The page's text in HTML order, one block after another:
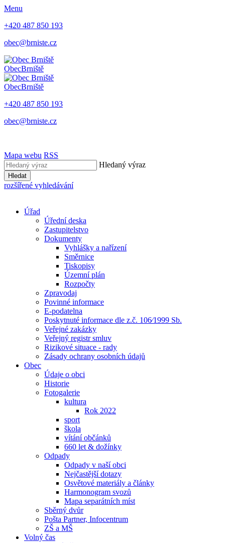
Menu
+420 487 850 193
obec@brniste.cz
ObecBrniště
ObecBrniště
+420 487 850 193
obec@brniste.cz
Mapa webu RSS
Hledaný výraz
Hledat
rozšířené vyhledávání
Úřad
Úřední deska
Zastupitelstvo
Dokumenty
Vyhlášky a nařízení
Směrnice
Tiskopisy
Územní plán
Rozpočty
Zpravodaj
Povinné informace
E-podatelna
Poskytnuté informace dle z.č. 106⁄1999 Sb.
Veřejné zakázky
Veřejný registr smluv
Rizikové situace - rady
Zásady ochrany osobních údajů
Obec
Údaje o obci
Historie
Fotogalerie
kultura
Rok 2022
sport
škola
vítání občánků
660 let & dožínky
Odpady
Odpady v naší obci
Nejčastější dotazy
Osvětové materiály a články
Harmonogram svozů
Mapa separátních míst
Sběrný dvůr
Pošta Partner, Infocentrum
ZŠ a MŠ
Volný čas